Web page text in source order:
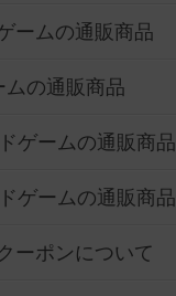
ームの通販商品
ムの通販商品
ゲームの通販商品
ゲームの通販商品
ーポンについて